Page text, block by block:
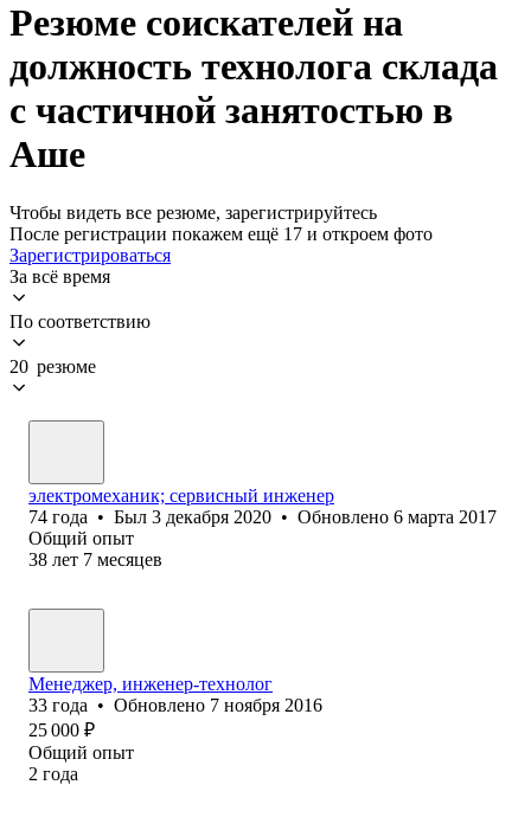
Резюме соискателей на
должность технолога склада
с частичной занятостью в
Аше
Чтобы видеть все резюме, зарегистрируйтесь
После регистрации покажем ещё 17 и откроем фото
Зарегистрироваться
За всё время
По соответствию
20 резюме
электромеханик; сервисный инженер
74 года • Был 3 декабря 2020 • Обновлено 6 марта 2017
Общий опыт
38 лет 7 месяцев
Менеджер, инженер-технолог
33 года • Обновлено 7 ноября 2016
25 000 ₽
Общий опыт
2 года